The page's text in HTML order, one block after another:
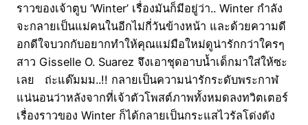
ราวของเจ้าตูบ ‘Winter’ เรื่องมันก็มีอยู่ว่า.. Winter กำลัง
จะกลายเป็นแม่คนในอีกไม่กี่วันข้างหน้า และด้วยความดี
อกดีใจบวกกับอยากทำให้คุณแม่มือใหม่ดูน่ารักกว่าใครๆ
สาว Gisselle O. Suarez จึงเอาชุดอาบน้ำเด็กมาใส่ให้ซะ
เลย ถ่ะแด๊มมม..!! กลายเป็นความน่ารักระดับพระกาฬ
แน่นอนว่าหลังจากที่เจ้าตัวโพสต์ภาพทั้งหมดลงทวิตเตอร์
เรื่องราวของ Winter ก็ได้กลายเป็นกระแสไวรัลโด่งดัง